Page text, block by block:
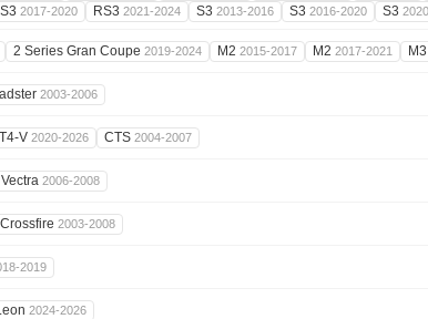
2017-2020 RS3 2021-2024 S3 2013-2016 S3 2016-2020 S3
2 Series Gran Coupe 2019-2024 M2 2015-2017 M2 2017-2021 M3
2003-2006
V 2020-2026 CTS 2004-2007
Vectra 2006-2008
Crossfire 2003-2008
2019
2024-2026